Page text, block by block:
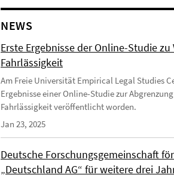
NEWS
Erste Ergebnisse der Online-Studie zu
Fahrlässigkeit
Am Freie Universität Empirical Legal Studies
Ergebnisse einer Online-Studie zur
Fahrlässigkeit veröffentlicht worden.
Jan 23, 2025
Deutsche Forschungsgemeinschaft
„Deutschland AG“ für weitere drei